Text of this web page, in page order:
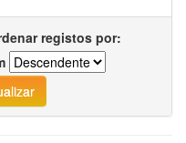
registos por: